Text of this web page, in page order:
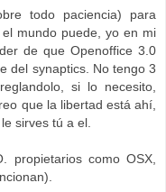
todo paciencia) para
mundo puede, yo en mi
de que Openoffice 3.0
del synaptics. No tengo 3
si lo necesito,
que la libertad está ahí,
sirves tú a el.
propietarios como OSX,